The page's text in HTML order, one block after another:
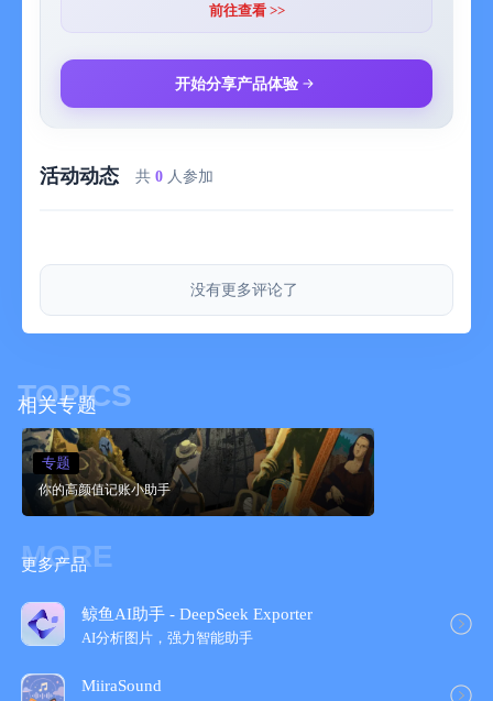
- 实时活动：支持iOS 16.1在锁屏界面实时查看存钱进度、账本预
- 锁屏小组件：支持超过25个iOS 16锁屏小组件
- 小组件：支持iOS 14添加到桌面的小组件
- 存钱模式：根据存钱需求自由选择存钱模式，自动生成每天要存
- 存钱归档：已完成的存钱计划可归档查看
- 记账列表：一目了然查看日期、一周内对应的记账信息
- 统计视图：按周、按月、按年统计记账数据，折线图、饼状图、
柱状图一目了然
- 分期管理：创建分期账户，管理分期贷款，自动生成还款计划
- 转账功能：资产账户详情页支持账户之间的相互转账
- 退款功能：支出账单支持退款，退款金额可自定义
- 复制功能：发布的账单可一键复制，方便记录重复账单
- 记账模板：创建常用的记账模板，方便下次快捷记账
- 报销功能：发布记账可以选择此账单是否可以报销
- 账本管理：可修改内置账本，可自定义添加账本
- 分类管理：可修改支出、收入的分类，可自定义添加支出、收入
的分类
- 搜索账单：可输入分类名称/金额/备注搜索记账数据
前往查看 >>
开始分享产品体验
活动动态 共 0 人参加
没有更多评论了
TOPICS
相关专题
你的高颜值记账小助手
专题
MORE
更多产品
鲸鱼AI助手 - DeepSeek Exporter
AI分析图片，强力智能助手
MiiraSound